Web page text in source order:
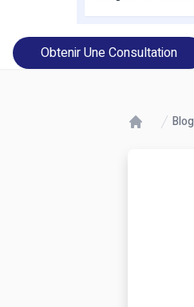
Obtenir Une Consultation
Blog